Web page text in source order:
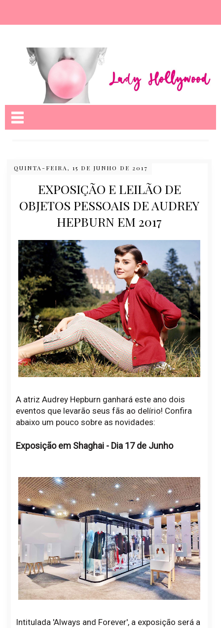
QUINTA-FEIRA, 15 DE JUNHO DE 2017
EXPOSIÇÃO E LEILÃO DE
OBJETOS PESSOAIS DE AUDREY
HEPBURN EM 2017
A atriz Audrey Hepburn ganhará este ano dois
eventos que levarão seus fãs ao delírio! Confira
abaixo um pouco sobre as novidades:
Exposição em Shaghai - Dia 17 de Junho
Intitulada 'Always and Forever', a exposição será a